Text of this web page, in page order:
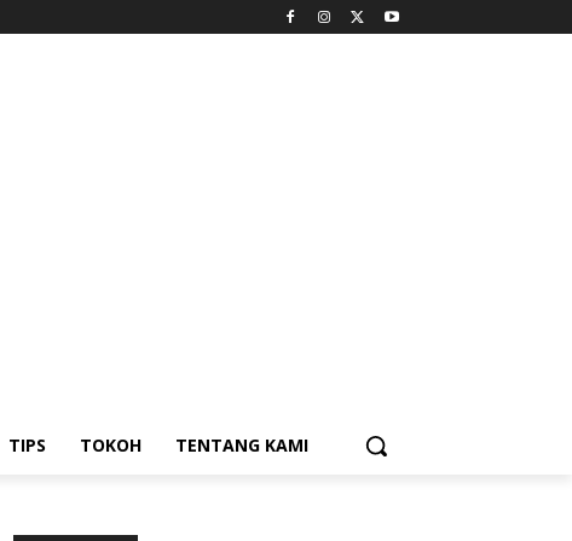
TIPS TOKOH TENTANG KAMI